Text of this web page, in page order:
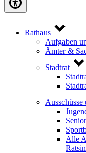
Rathaus
Aufgaben
Ämter &
Stadtrat
Alle